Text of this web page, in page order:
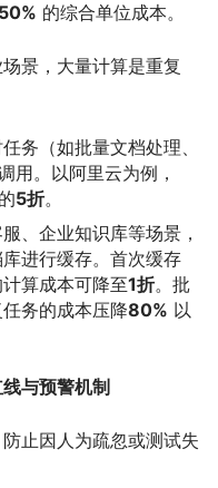
​ 的综合单位成本。
景，大量计算是重复
务（如批量文档处理、
用。以阿里云为例，
5折。
、企业知识库等场景，
进行缓存。首次缓存
算成本可降至1折。批
务的成本压降80% ​ 以
与预警机制
止因人为疏忽或测试失